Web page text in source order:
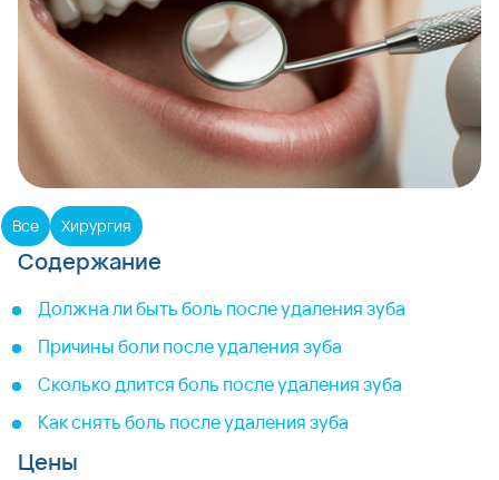
Все Хирургия
Содержание
Должна ли быть боль после удаления зуба
Причины боли после удаления зуба
Сколько длится боль после удаления зуба
Как снять боль после удаления зуба
Цены